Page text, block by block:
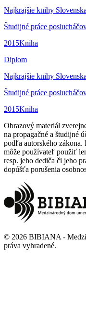
Najkrajšie knihy Slovenska
Študijné práce
2015Kniha
Diplom
Najkrajšie knihy Slovenska
Študijné práce
2015Kniha
Obrazový materiál
na propagačné a študijné
podľa autorského
môže používateľ použiť
resp. jeho dediča či jeho
dopúšťa porušenia
© 2026 BIBIANA -
práva vyhradené.